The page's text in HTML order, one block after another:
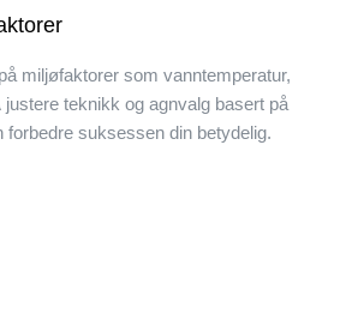
miljøfaktorer som vanntemperatur,
justere teknikk og agnvalg basert på
forbedre suksessen din betydelig.